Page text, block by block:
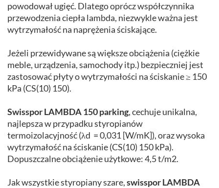
powodował ugięć. Dlatego oprócz współczynnika
przewodzenia ciepła lambda, niezwykle ważna jest
wytrzymałość na naprężenia ściskające.
Jeżeli przewidywane są większe obciążenia (ciężkie
meble, urządzenia, samochody itp.) bezpieczniej jest
zastosować płyty o wytrzymałości na ściskanie ≥ 150
kPa (CS(10) 150).
Swisspor LAMBDA 150 parking, cechuje unikalna,
najlepsza w przypadku styropianów
termoizolacyjność (λd = 0,031 [W/mK]), oraz wysoka
wytrzymałość na ściskanie (CS(10) 150 kPa).
Dopuszczalne obciążenie użytkowe: 4,5 t/m2.
Jak wszystkie styropiany szare,swisspor LAMBDA